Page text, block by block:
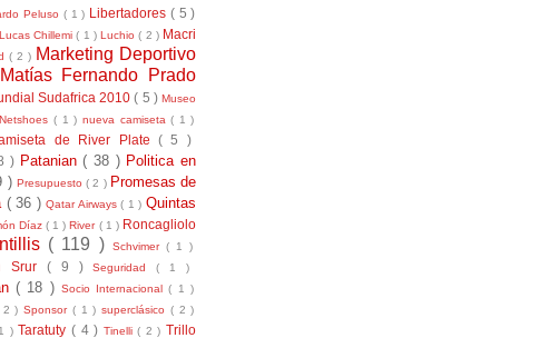
Peluso ( 1 ) Libertadores ( 5 )
Lucas Chillemi( 1 )Luchio( 2 ) Macri
( 2 ) Marketing Deportivo
Matías Fernando Prado
Sudafrica 2010( 5 )Museo
Netshoes( 1 ) nueva camiseta( 1 )
de River Plate ( 5 )
) Patanian( 38 ) Politica en
) Presupuesto( 2 ) Promesas de
( 36 )Qatar Airways( 1 )Quintas
Díaz ( 1 )River ( 1 ) Roncagliolo
( 119 ) Schvimer ( 1 )
Srur ( 9 )Seguridad( 1 )
( 18 ) Socio Internacional( 1 )
2 ) Sponsor ( 1 ) superclásico ( 2 )
) Taratuty ( 4 ) Tinelli( 2 ) Trillo